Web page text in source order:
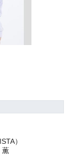
）
薫